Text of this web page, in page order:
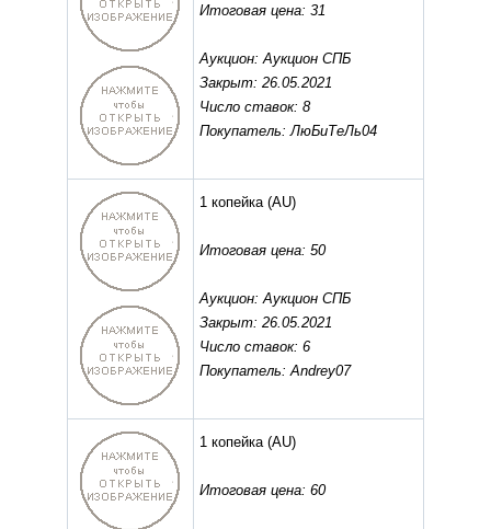
Итоговая цена: 31
Аукцион: Аукцион СПБ
Закрыт: 26.05.2021
Число ставок: 8
Покупатель: ЛюБиТеЛь04
1 копейка (AU)
Итоговая цена: 50
Аукцион: Аукцион СПБ
Закрыт: 26.05.2021
Число ставок: 6
Покупатель: Andrey07
1 копейка (AU)
Итоговая цена: 60